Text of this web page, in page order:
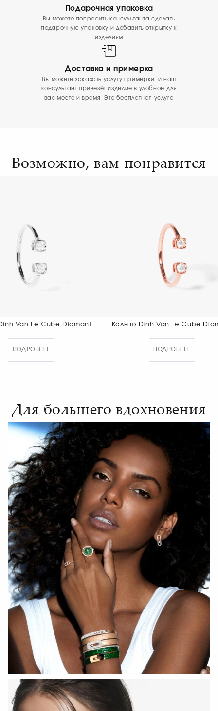
Подарочная упаковка
Вы можете попросить консультанта сделать
подарочную упаковку и добавить открытку к
изделиям
Доставка и примерка
Вы можете заказать услугу примерки, и наш
консультант привезёт изделие в удобное для
вас место и время. Это бесплатная услуга
Возможно, вам понравится
Кольцо Dinh Van Le Cube Diamant Кольцо Dinh
Для большего вдохновения
Fiery Diamond Pave Wedding Ring